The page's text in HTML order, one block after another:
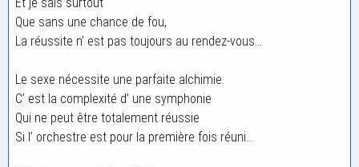
Que sans une chance de fou,
La réussite n’ est pas toujours au rendez-vous…
Le sexe nécessite une parfaite alchimie.
C’ est la complexité d’ une symphonie
Qui ne peut être totalement réussie
Si l’ orchestre est pour la première fois réuni…